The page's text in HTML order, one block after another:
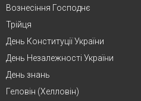
Вознесіння Господнє
Трійця
День Конституції України
День Незалежності України
День знань
Геловін (Хелловін)